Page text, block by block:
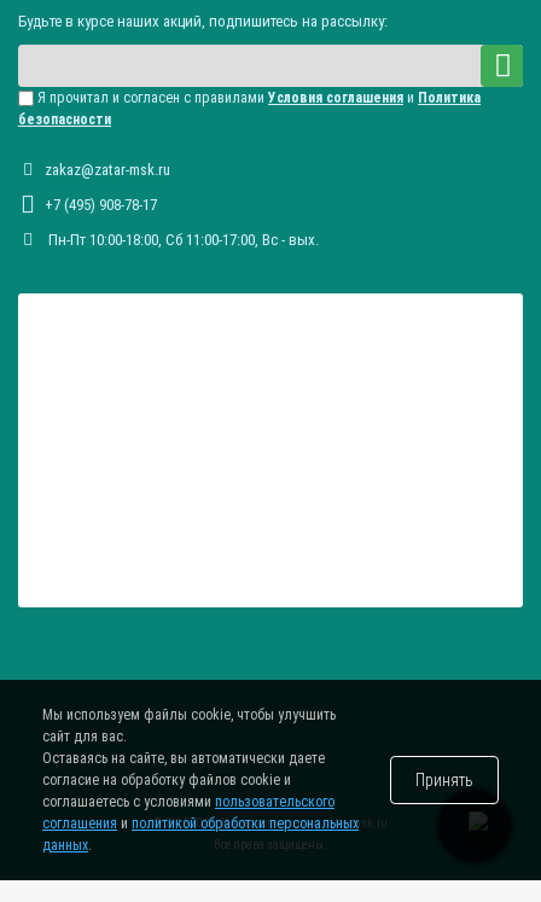
Будьте в курсе наших акций, подпишитесь на рассылку:
Я прочитал и согласен с правилами Условия соглашения и Политика
безопасности
zakaz@zatar-msk.ru
+7 (495) 908-78-17
Пн-Пт 10:00-18:00, Сб 11:00-17:00, Вc - вых.
® 2015-2026. Интернет-магазинzatar-msk.ru
Все права защищены.
Мы используем файлы cookie, чтобы улучшить
сайт для вас.
Оставаясь на сайте, вы автоматически даете
согласие на обработку файлов cookie и
соглашаетесь с условиями пользовательского
соглашения и политикой обработки персональных
данных.
Принять